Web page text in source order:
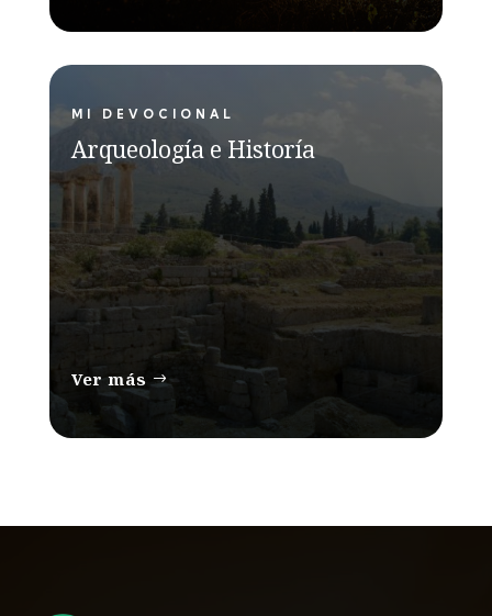
MI DEVOCIONAL
Arqueología e Historía
Ver más